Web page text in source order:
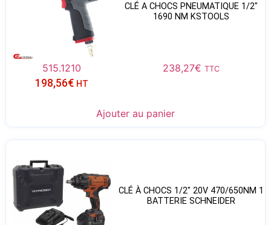
CLÉ A CHOCS PNEUMATIQUE 1/2″
1690 NM KSTOOLS
515.1210 238,27€ TTC
198,56€ HT
Ajouter au panier
CLÉ À CHOCS 1/2″ 20V 470/650NM 1
BATTERIE SCHNEIDER